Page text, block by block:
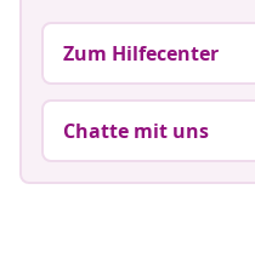
Zum Hilfecenter
Chatte mit uns